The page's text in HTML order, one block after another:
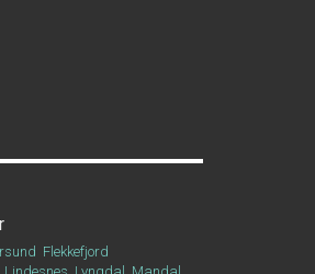
Flekkefjord